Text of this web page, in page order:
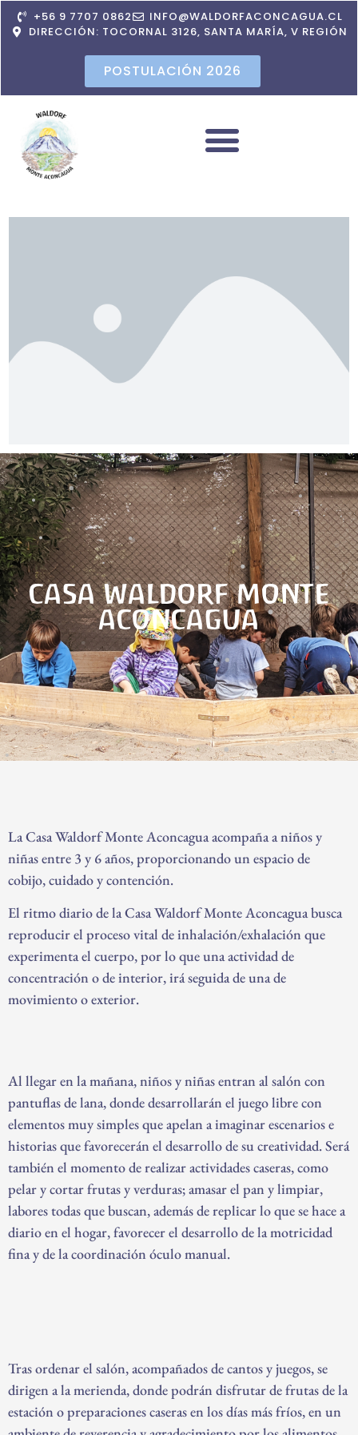
+56 9 7707 0862
INFO@WALDORFACONCAGUA.CL
DIRECCIÓN: TOCORNAL 3126, SANTA MARÍA, V REGIÓN
POSTULACIÓN 2026
CASA WALDORF MONTE
ACONCAGUA
La Casa Waldorf Monte Aconcagua acompaña a niños y
niñas entre 3 y 6 años, proporcionando un espacio de
cobijo, cuidado y contención.
El ritmo diario de la Casa Waldorf Monte Aconcagua busca
reproducir el proceso vital de inhalación/exhalación que
experimenta el cuerpo, por lo que una actividad de
concentración o de interior, irá seguida de una de
movimiento o exterior.
Al llegar en la mañana, niños y niñas entran al salón con
pantuflas de lana, donde desarrollarán el juego libre con
elementos muy simples que apelan a imaginar escenarios e
historias que favorecerán el desarrollo de su creatividad. Será
también el momento de realizar actividades caseras, como
pelar y cortar frutas y verduras; amasar el pan y limpiar,
labores todas que buscan, además de replicar lo que se hace a
diario en el hogar, favorecer el desarrollo de la motricidad
fina y de la coordinación óculo manual.
Tras ordenar el salón, acompañados de cantos y juegos, se
dirigen a la merienda, donde podrán disfrutar de frutas de la
estación o preparaciones caseras en los días más fríos, en un